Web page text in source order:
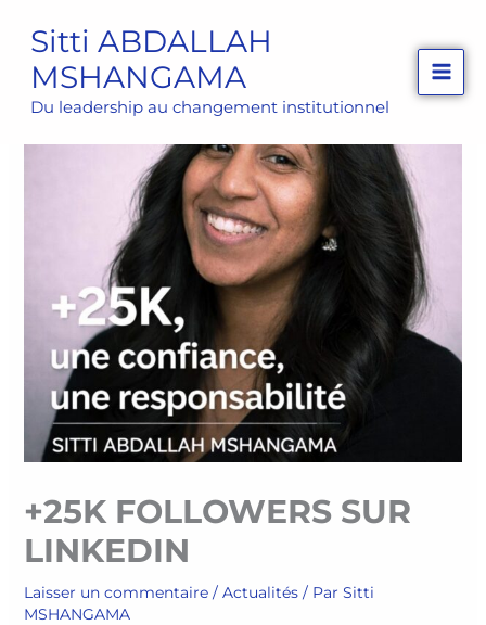
contenu
Sitti ABDALLAH
MSHANGAMA
Du leadership au changement institutionnel
+25K FOLLOWERS SUR
LINKEDIN
Laisser un commentaire / Actualités/ Par Sitti
MSHANGAMA